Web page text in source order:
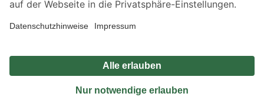
Umständen nicht in allen Märkten verfügbar. Die angegebenen Verfügbarkeiten beziehen
Produkte nur solange der Vorrat reicht.
*Paketversand ab 59 € versandkostenfrei, gilt nicht für Artikel mit Speditionsversand, hier
Privatsphäre Impressum
Nutzungsbedingungen
Widerrufsrecht
Vertrag widerrufen